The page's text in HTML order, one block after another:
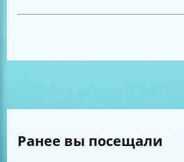
Ранее вы посещали